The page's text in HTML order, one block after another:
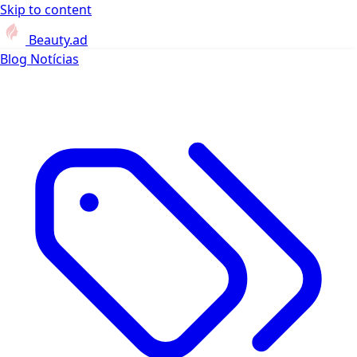
Skip to content
Beauty.ad
Blog Notícias